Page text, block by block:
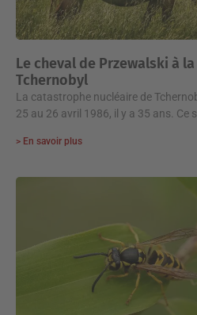
Le cheval de Przewalski à
Tchernobyl
La catastrophe nucléaire de
25 au 26 avril 1986, il y a 35 ans. Ce
> En savoir plus